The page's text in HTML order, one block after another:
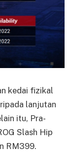
kedai fizikal
lanjutan
itu, Pra-
Slash Hip
RM399.